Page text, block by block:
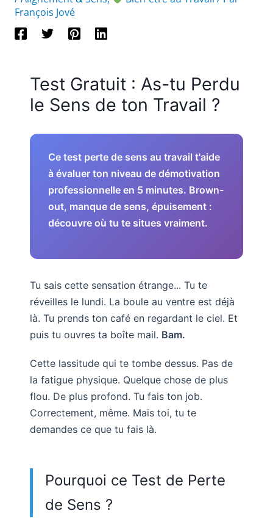
François Jové
Test Gratuit : As-tu Perdu
le Sens de ton Travail ?
Ce test perte de sens au travail t'aide
à évaluer ton niveau de démotivation
professionnelle en 5 minutes. Brown-
out, manque de sens, épuisement :
découvre où tu te situes vraiment.
Tu sais cette sensation étrange... Tu te
réveilles le lundi. La boule au ventre est déjà
là. Tu prends ton café en regardant le ciel. Et
puis tu ouvres ta boîte mail. Bam.
Cette lassitude qui te tombe dessus. Pas de
la fatigue physique. Quelque chose de plus
flou. De plus profond. Tu fais ton job.
Correctement, même. Mais toi, tu te
demandes ce que tu fais là.
Pourquoi ce Test de Perte
de Sens ?